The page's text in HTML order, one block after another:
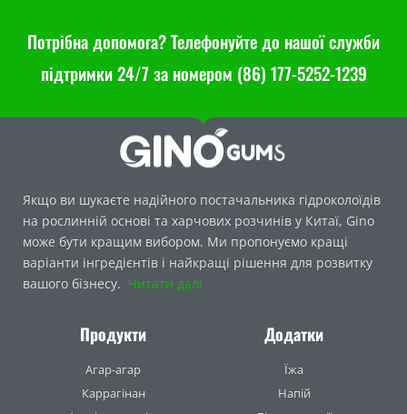
Потрібна допомога? Телефонуйте до нашої служби
підтримки 24/7 за номером (86) 177-5252-1239
Якщо ви шукаєте надійного постачальника гідроколоїдів
на рослинній основі та харчових розчинів у Китаї, Gino
може бути кращим вибором. Ми пропонуємо кращі
варіанти інгредієнтів і найкращі рішення для розвитку
вашого бізнесу. Читати далі
Продукти
Агар-агар
Каррагінан
Додатки
Їжа
Напій